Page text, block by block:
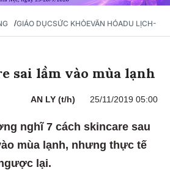
/GIÁO DỤCSỨC KHỎEVĂN HÓADU LỊCH-
sai lầm vào mùa lạnh
AN LY (t/h) 25/11/2019 05:00
nghĩ 7 cách skincare sau
mùa lạnh, nhưng thực tế
lại.